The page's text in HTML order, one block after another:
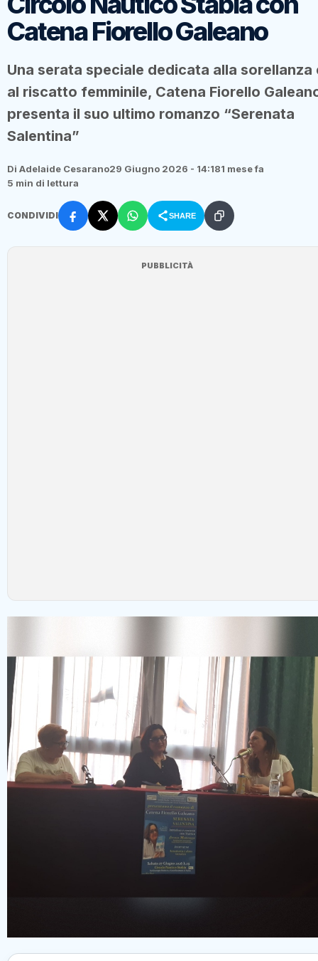
Catena Fiorello Galeano
Una serata speciale dedicata alla sorellanza
al riscatto femminile, Catena Fiorello
presenta il suo ultimo romanzo “Serenata
Salentina”
Di Adelaide Cesarano29 Giugno 2026 - 14:181 mese fa
5 min di lettura
CONDIVIDI SHARE
PUBBLICITÀ